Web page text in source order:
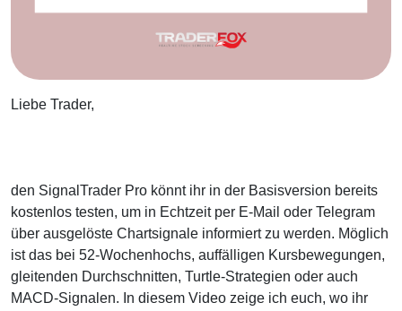
Liebe Trader,
den SignalTrader Pro könnt ihr in der Basisversion bereits
kostenlos testen, um in Echtzeit per E-Mail oder Telegram
über ausgelöste Chartsignale informiert zu werden. Möglich
ist das bei 52-Wochenhochs, auffälligen Kursbewegungen,
gleitenden Durchschnitten, Turtle-Strategien oder auch
MACD-Signalen. In diesem Video zeige ich euch, wo ihr